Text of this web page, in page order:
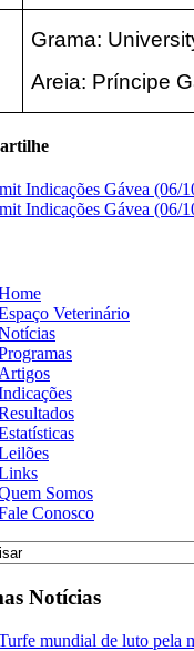
Grama:
Areia: Príncipe
Veterinário
Artigos
Somos
Conosco
Notícias
mundial de luto pela